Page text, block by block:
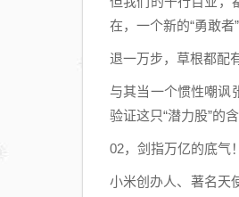
在，一个新的“勇敢
退一万步，草根都配
与其当一个惯性嘲讽
验证这只“潜力股”的含
02，剑指万亿的底气！
小米创办人、著名天